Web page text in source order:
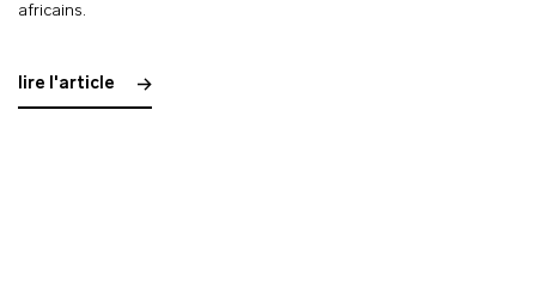
africains.
lire l'article